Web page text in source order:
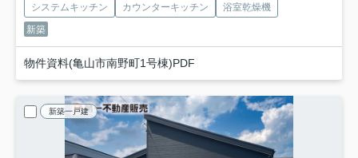
システムキッチン
カウンターキッチン
浴室乾燥機
新築
物件資料(亀山市南野町1号棟)PDF
新築一戸建